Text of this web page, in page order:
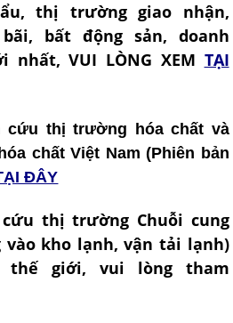
thị trường giao nhận,
bất động sản, doanh
nhất, VUI LÒNG XEM TẠI
cứu thị trường hóa chất và
chất Việt Nam (Phiên bản
ĐÂY
cứu thị trường Chuỗi cung
kho lạnh, vận tải lạnh)
thế giới, vui lòng tham